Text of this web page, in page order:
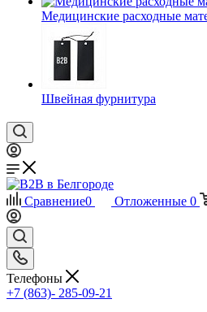
Медицинские расходные
Швейная фурнитура
Сравнение0 Отложенные 0
Телефоны
+7 (863)- 285-09-21